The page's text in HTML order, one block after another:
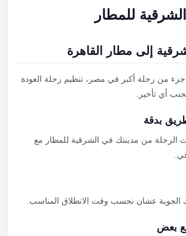
للمطار
إلى مطار القاهرة
من رحلة أكبر في مصر، تنظيم رحلة العودة
أي تأخير.
بدقة
من مدينتك في الشرقية للمطار مع
الجوية عشان نحسب وقت الانطلاق المناسب.
بعض